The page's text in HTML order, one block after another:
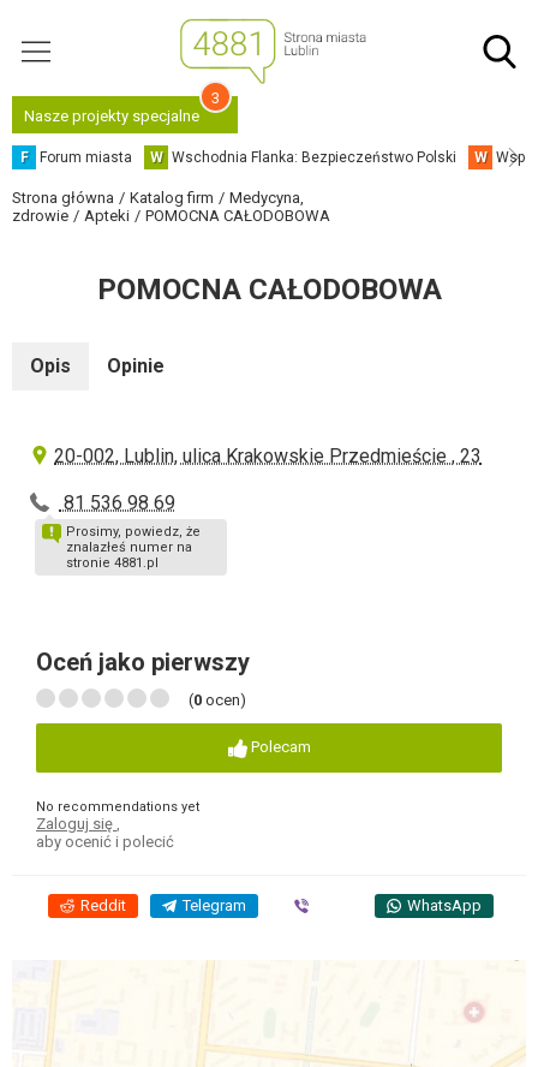
Nasze projekty specjalne
3
F Forum miasta W Wschodnia Flanka: Bezpieczeństwo Polski W
Strona główna Katalog firm
Medycyna,
zdrowie
Apteki POMOCNA CAŁODOBOWA
POMOCNA CAŁODOBOWA
Opis Opinie
20-002, Lublin, ulica Krakowskie Przedmieście , 23
81 536 98 69
Prosimy, powiedz, że
znalazłeś numer na
stronie 4881.pl
Oceń jako pierwszy
(0 ocen)
Polecam
No recommendations yet
Zaloguj się
aby ocenić i polecić
Reddit Telegram WhatsApp